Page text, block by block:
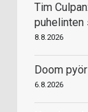
Tim
puhelinten
8.8.2026
Doom
6.8.2026